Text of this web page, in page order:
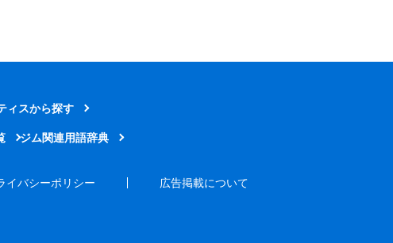
ィスから探す
ジム関連用語辞典
イバシーポリシー 広告掲載について